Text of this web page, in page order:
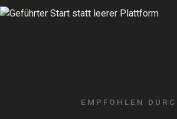
EMPFOHLEN